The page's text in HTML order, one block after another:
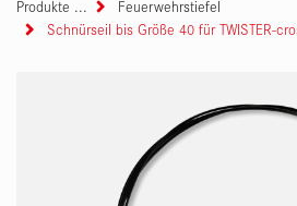
Produkte
Feuerwehrstiefel
Schnürseil bis Größe 40 für TWISTER-